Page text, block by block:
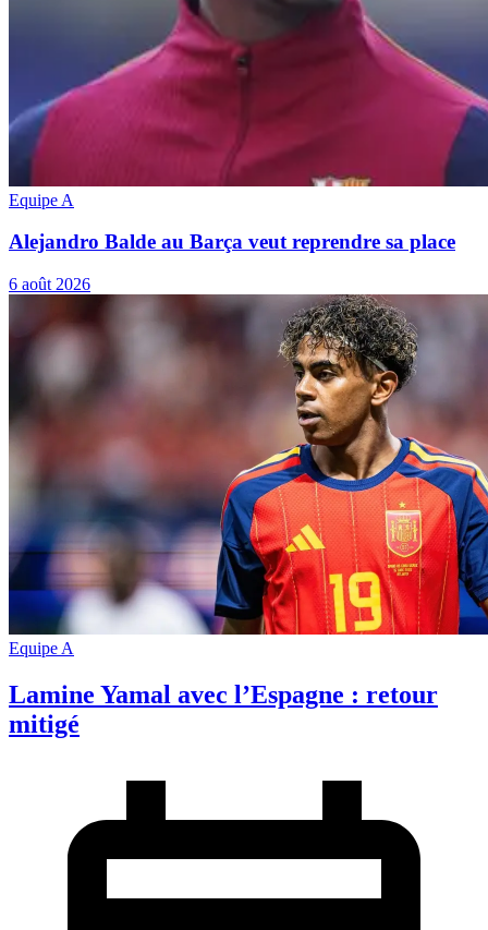
Equipe A
Alejandro Balde au Barça veut reprendre sa place
6 août 2026
Equipe A
Lamine Yamal avec l’Espagne : retour
mitigé